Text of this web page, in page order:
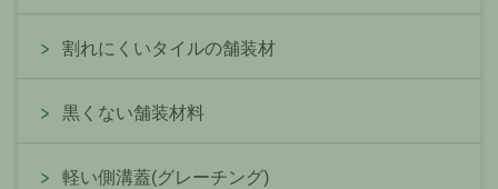
割れにくいタイルの舗装材
黒くない舗装材料
軽い側溝蓋(グレーチング)